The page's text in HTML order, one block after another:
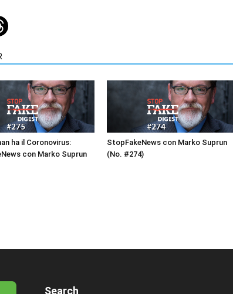
ha il Coronovirus:
con Marko Suprun
StopFakeNews con Marko Suprun
(No. #274)
Search